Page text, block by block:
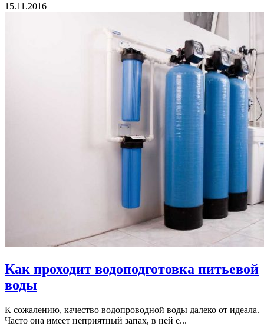
15.11.2016
Как проходит водоподготовка питьевой
воды
К сожалению, качество водопроводной воды далеко от идеала.
Часто она имеет неприятный запах, в ней е...